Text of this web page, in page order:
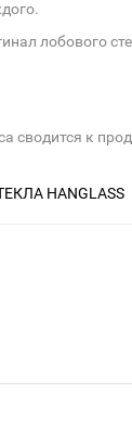
лобового
сводится к
HANGLASS